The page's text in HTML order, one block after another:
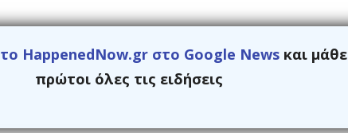
το HappenedNow.gr στο Google Newsκαι
πρώτοι όλες τις ειδήσεις